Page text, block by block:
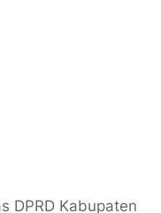
DPRD Kabupaten